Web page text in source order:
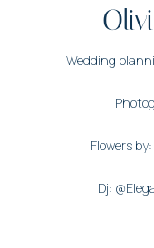
Wedding
Flowers
Dj: